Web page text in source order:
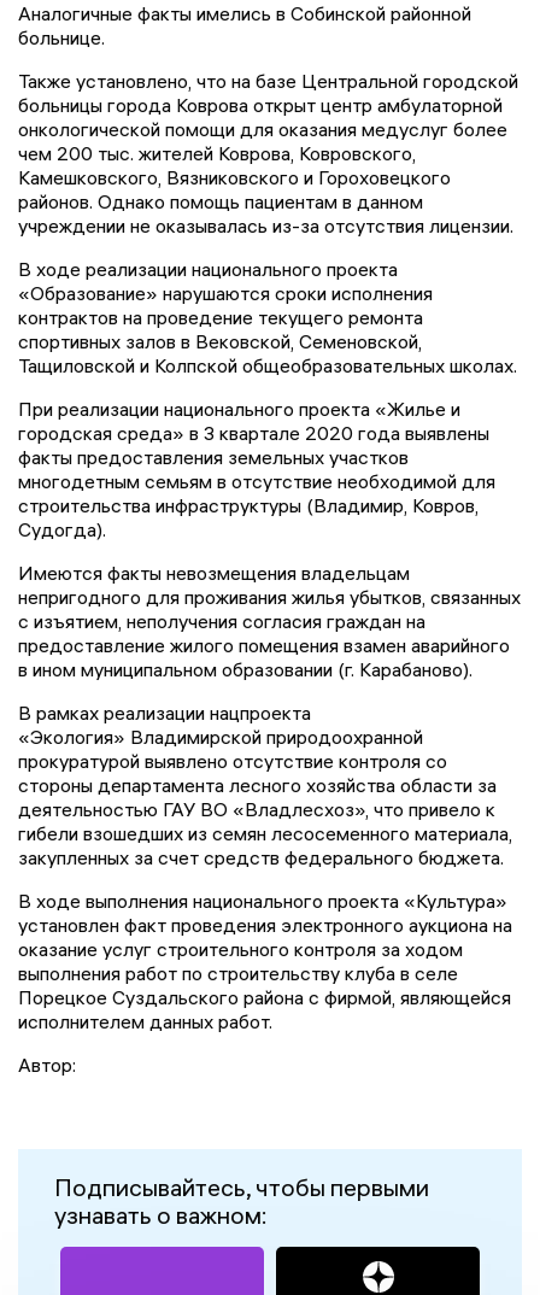
Аналогичные факты имелись в Собинской районной
больнице.
Также установлено, что на базе Центральной городской
больницы города Коврова открыт центр амбулаторной
онкологической помощи для оказания медуслуг более
чем 200 тыс. жителей Коврова, Ковровского,
Камешковского, Вязниковского и Гороховецкого
районов. Однако помощь пациентам в данном
учреждении не оказывалась из-за отсутствия лицензии.
В ходе реализации национального проекта
«Образование» нарушаются сроки исполнения
контрактов на проведение текущего ремонта
спортивных залов в Вековской, Семеновской,
Тащиловской и Колпской общеобразовательных школах.
При реализации национального проекта «Жилье и
городская среда» в 3 квартале 2020 года выявлены
факты предоставления земельных участков
многодетным семьям в отсутствие необходимой для
строительства инфраструктуры (Владимир, Ковров,
Судогда).
Имеются факты невозмещения владельцам
непригодного для проживания жилья убытков, связанных
с изъятием, неполучения согласия граждан на
предоставление жилого помещения взамен аварийного
в ином муниципальном образовании (г. Карабаново).
В рамках реализации нацпроекта
«Экология» Владимирской природоохранной
прокуратурой выявлено отсутствие контроля со
стороны департамента лесного хозяйства области за
деятельностью ГАУ ВО «Владлесхоз», что привело к
гибели взошедших из семян лесосеменного материала,
закупленных за счет средств федерального бюджета.
В ходе выполнения национального проекта «Культура»
установлен факт проведения электронного аукциона на
оказание услуг строительного контроля за ходом
выполнения работ по строительству клуба в селе
Порецкое Суздальского района с фирмой, являющейся
исполнителем данных работ.
Автор:
Подписывайтесь, чтобы первыми
узнавать о важном: